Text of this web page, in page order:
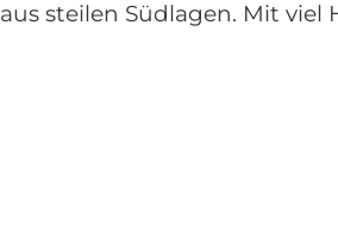
steilen Südlagen. Mit viel